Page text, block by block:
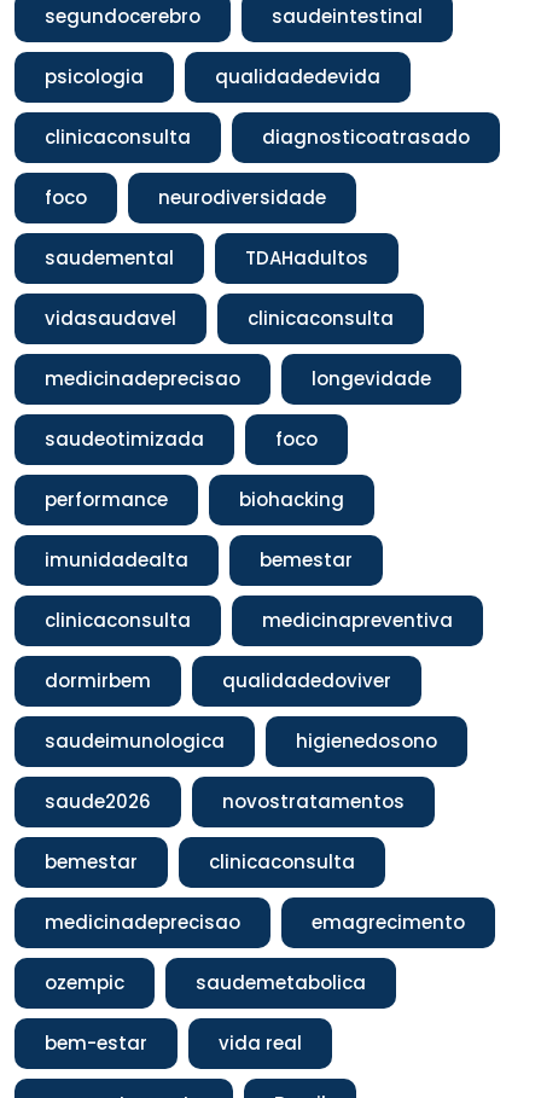
segundocerebro saudeintestinal
psicologia qualidadedevida
clinicaconsulta diagnosticoatrasado
foco neurodiversidade
saudemental TDAHadultos
vidasaudavel clinicaconsulta
medicinadeprecisao longevidade
saudeotimizada foco
performance biohacking
imunidadealta bemestar
clinicaconsulta medicinapreventiva
dormirbem qualidadedoviver
saudeimunologica higienedosono
saude2026 novostratamentos
bemestar clinicaconsulta
medicinadeprecisao emagrecimento
ozempic saudemetabolica
bem-estar vida real